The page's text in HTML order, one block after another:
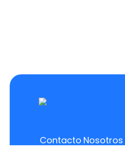
Contacto Nosotros